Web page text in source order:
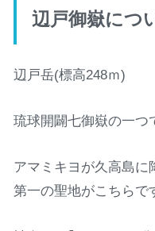
辺戸御嶽につ
辺戸岳(標高248ｍ)
琉球開闢七御嶽の一つ
アマミキヨが久高島に
第一の聖地がこちらで